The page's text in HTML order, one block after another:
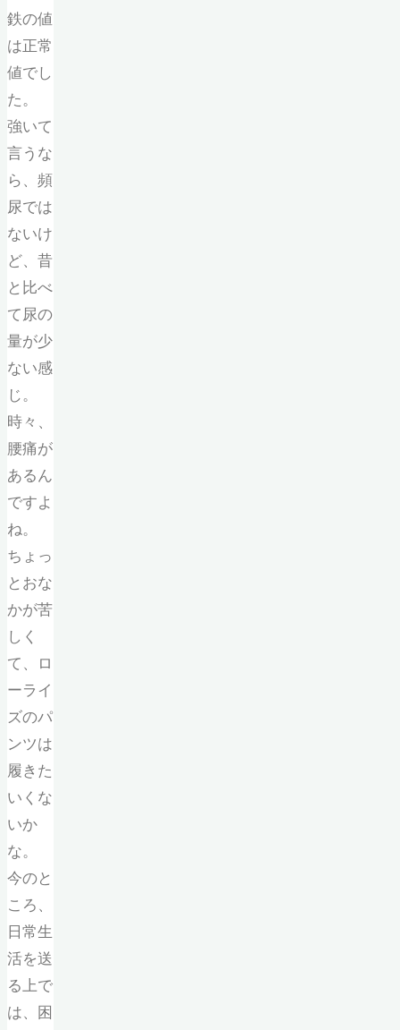
鉄の値
は正常
値でし
た。
強いて
言うな
ら、頻
尿では
ないけ
ど、昔
と比べ
て尿の
量が少
ない感
じ。
時々、
腰痛が
あるん
ですよ
ね。
ちょっ
とおな
かが苦
しく
て、ロ
ーライ
ズのパ
ンツは
履きた
いくな
いか
な。
今のと
ころ、
日常生
活を送
る上で
は、困